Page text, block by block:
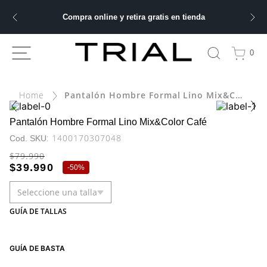
Compra online y retira gratis en tienda
0
Pantalón Hombre Formal Lino Mix&Color Café
Pantalón Hombre Formal Lino Mix&Color Café
: 1400170307048
$79.990
$39.990 -50%
Seleccione una talla
GUÍA DE TALLAS
GUÍA DE BASTA
BUSCADOS